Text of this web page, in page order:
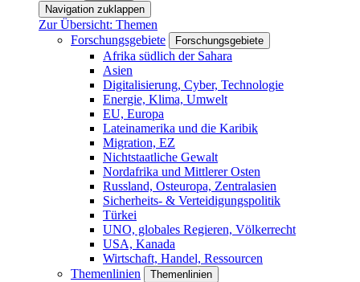
Navigation zuklappen
Zur Übersicht: Themen
Forschungsgebiete
Forschungsgebiete
Afrika südlich der Sahara
Asien
Digitalisierung, Cyber, Technologie
Energie, Klima, Umwelt
EU, Europa
Lateinamerika und die Karibik
Migration, EZ
Nichtstaatliche Gewalt
Nordafrika und Mittlerer Osten
Russland, Osteuropa, Zentralasien
Sicherheits- & Verteidigungspolitik
Türkei
UNO, globales Regieren, Völkerrecht
USA, Kanada
Wirtschaft, Handel, Ressourcen
Themenlinien
Themenlinien